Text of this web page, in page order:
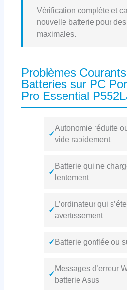
Vérification complète et
nouvelle batterie pour
maximales.
Problèmes
Batteries sur PC
Pro Essential
✓
Autonomie réduite
vide rapidement
✓
Batterie qui ne
lentement
✓
L’ordinateur qui
avertissement
✓ Batterie gonflée ou
✓
Messages d’erreur
batterie Asus